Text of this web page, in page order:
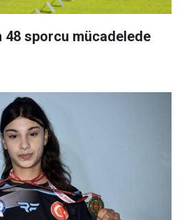
48 sporcu mücadelede